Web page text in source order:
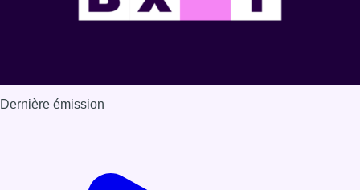
Dernière émission